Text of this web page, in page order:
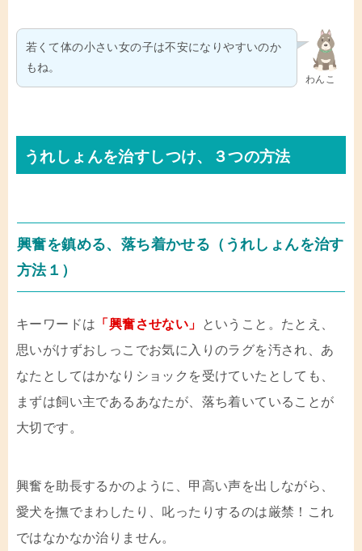
わんこ
若くて体の小さい女の子は不安になりやすいのか
もね。
うれしょんを治すしつけ、３つの方法
興奮を鎮める、落ち着かせる（うれしょんを治す
方法１）
キーワードは 「興奮させない」
ということ。たとえ、
思いがけずおしっこでお気に入りのラグを汚され、あ
なたとしてはかなりショックを受けていたとしても、
まずは飼い主であるあなたが、落ち着いていることが
大切です。
興奮を助長するかのように、甲高い声を出しながら、
愛犬を撫でまわしたり、叱ったりするのは厳禁！これ
ではなかなか治りません。